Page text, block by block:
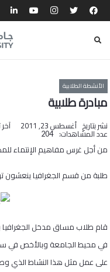
الأنشطة الطلابية
مبادرة طلابية
نشر بتاريخ أغسطس 23, 2011
عدد المشاهدات: 204
من أجل غرس مفاهيم الإنتماء
طلبة من قسم الجغرافيا ينعشون
قام طلاب مساق مدخل الجغرافيا
في محيط الجامعة وبالأخص في
على عمل مثل هذا النشاط الذي